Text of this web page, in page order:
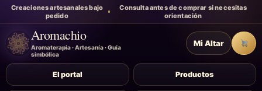
Creaciones artesanales bajo
pedido
Consulta antes de comprar si necesitas
orientación
Aromachio
Aromaterapia · Artesanía · Guía
simbólica
El portal Productos
Mi Altar